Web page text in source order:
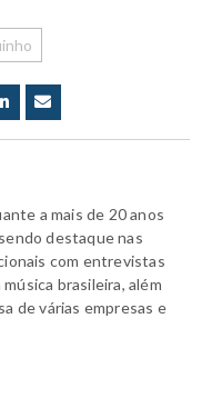
a mais de 20 anos
destaque nas
com entrevistas
brasileira, além
de várias empresas e